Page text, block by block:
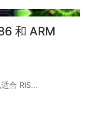
和 ARM
合 RIS…